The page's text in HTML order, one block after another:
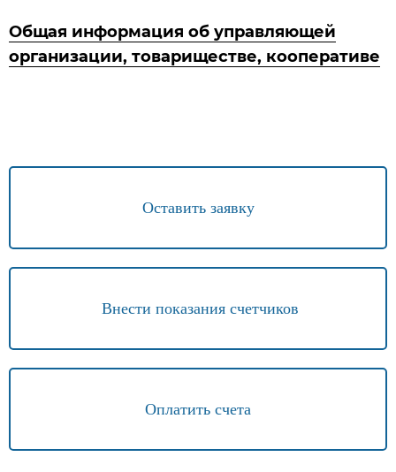
Общая информация об управляющей
организации, товариществе, кооперативе
Оставить заявку
Внести показания счетчиков
Оплатить счета